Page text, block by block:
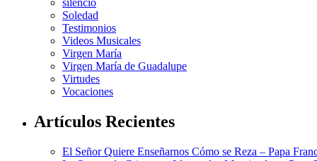
silencio
Soledad
Testimonios
Videos Musicales
Virgen María
Virgen María de Guadalupe
Virtudes
Vocaciones
Artículos Recientes
El Señor Quiere Enseñarnos Cómo se Reza – Papa